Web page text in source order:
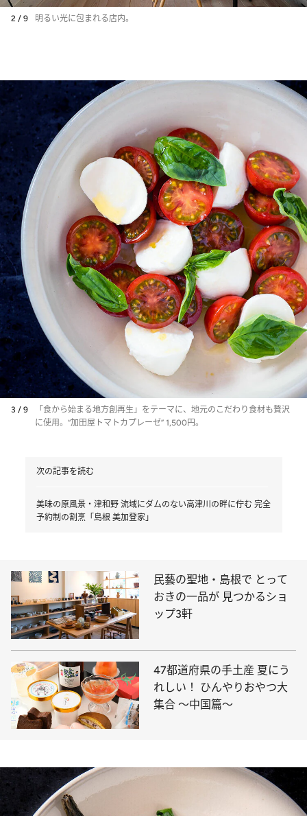
2 / 9 明るい光に包まれる店内。
3 / 9
「食から始まる地方創再生」をテーマに、地元のこだわり食材も贅沢
に使用。“加田屋トマトカプレーゼ” 1,500円。
次の記事を読む
美味の原風景・津和野 流域にダムのない高津川の畔に佇む 完全
予約制の割烹「島根 美加登家」
民藝の聖地・島根で とって
おきの一品が 見つかるショ
ップ3軒
47都道府県の手土産 夏にう
れしい！ ひんやりおやつ大
集合 ～中国篇～